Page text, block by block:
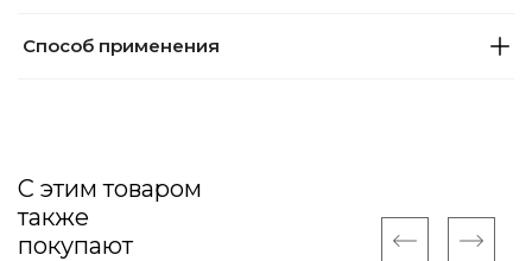
Способ применения
С этим товаром
также
покупают